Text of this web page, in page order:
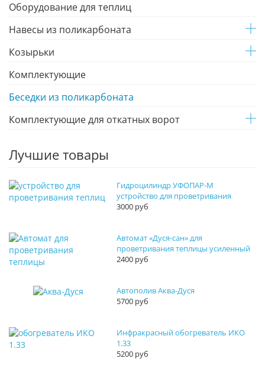
Оборудование для теплиц
Навесы из поликарбоната
Козырьки
Комплектующие
Беседки из поликарбоната
Комплектующие для откатных ворот
Лучшие товары
Гидроцилиндр УФОПАР-М
устройство для проветривания
3000 руб
Автомат «Дуся-сан» для
проветривания теплицы усиленный
2400 руб
Автополив Аква-Дуся
5700 руб
Инфракрасный обогреватель ИКО
1.33
5200 руб